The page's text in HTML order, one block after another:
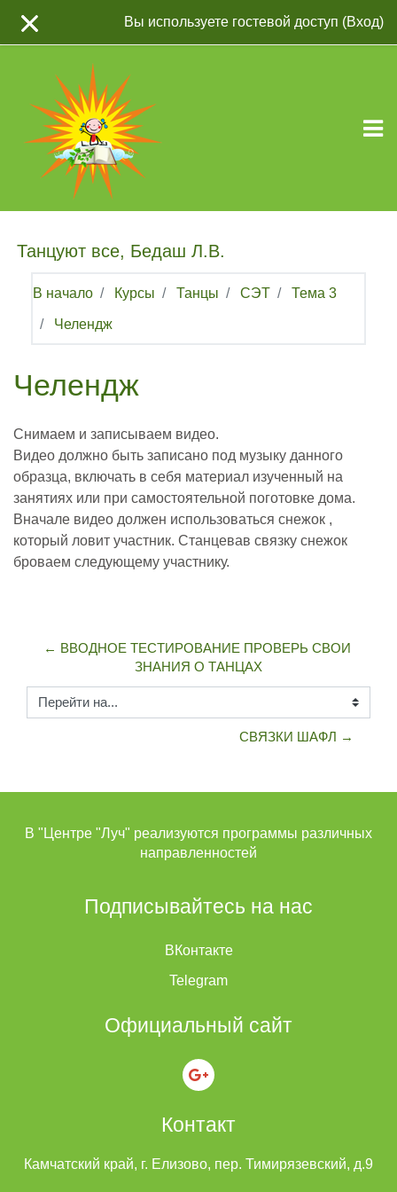
Вы используете гостевой доступ (Вход)
Танцуют все, Бедаш Л.В.
В начало Курсы Танцы СЭТ Тема 3
Челендж
Челендж
Снимаем и записываем видео.
Видео должно быть записано под музыку данного
образца, включать в себя материал изученный на
занятиях или при самостоятельной поготовке дома.
Вначале видео должен использоваться снежок ,
который ловит участник. Станцевав связку снежок
броваем следующему участнику.
← ВВОДНОЕ ТЕСТИРОВАНИЕ ПРОВЕРЬ СВОИ
ЗНАНИЯ О ТАНЦАХ
Перейти на...
СВЯЗКИ ШАФЛ →
В "Центре "Луч" реализуются программы различных
направленностей
Подписывайтесь на нас
ВКонтакте
Telegram
Официальный сайт
Контакт
Камчатский край, г. Елизово, пер. Тимирязевский, д.9